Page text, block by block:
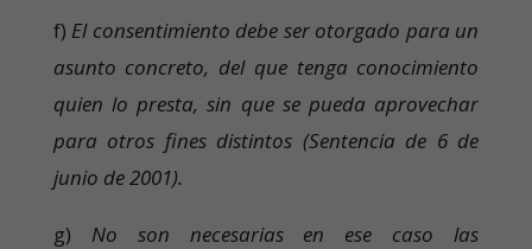
f) El consentimiento debe ser otorgado para un
asunto concreto, del que tenga conocimiento
quien lo presta, sin que se pueda aprovechar
para otros fines distintos (Sentencia de 6 de
junio de 2001).
g) No son necesarias en ese caso las